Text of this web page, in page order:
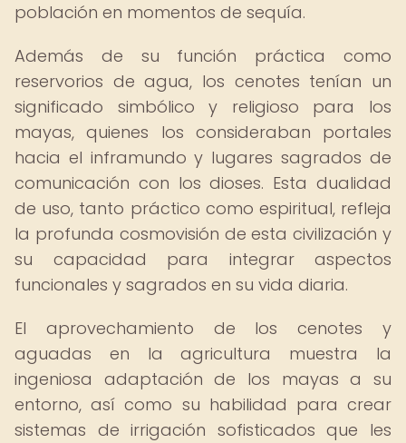
población en momentos de sequía.
Además de su función práctica como
reservorios de agua, los cenotes tenían un
significado simbólico y religioso para los
mayas, quienes los consideraban portales
hacia el inframundo y lugares sagrados de
comunicación con los dioses. Esta dualidad
de uso, tanto práctico como espiritual, refleja
la profunda cosmovisión de esta civilización y
su capacidad para integrar aspectos
funcionales y sagrados en su vida diaria.
El aprovechamiento de los cenotes y
aguadas en la agricultura muestra la
ingeniosa adaptación de los mayas a su
entorno, así como su habilidad para crear
sistemas de irrigación sofisticados que les